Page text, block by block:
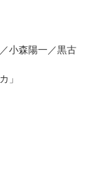
森陽一／黒古